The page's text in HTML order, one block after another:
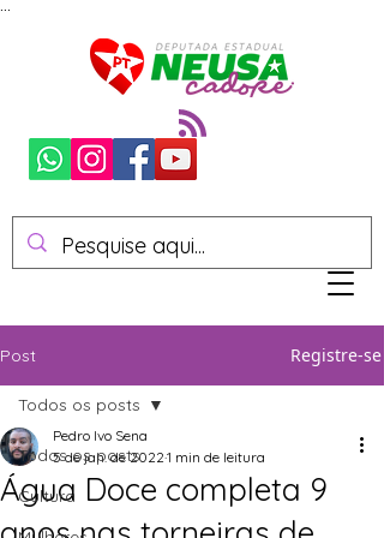
Post Registre-se
Todos os posts
Cultura
Todos os posts
Água Doce completa 9
Pedro Ivo Sena
5 de jan. de 2022 1 min de leitura